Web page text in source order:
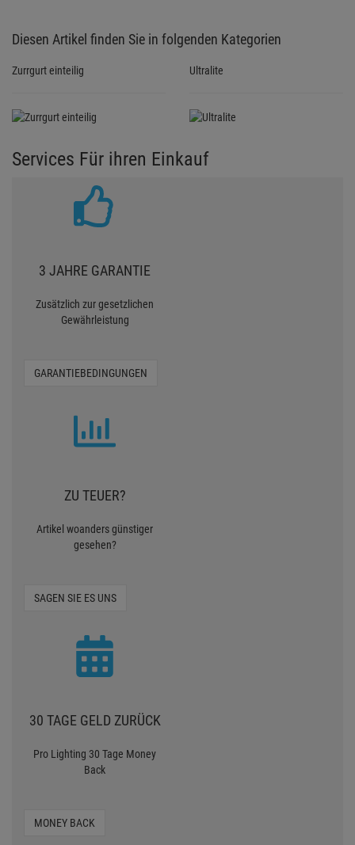
Diesen Artikel finden Sie in folgenden Kategorien
Zurrgurt einteilig Ultralite
Services Für ihren Einkauf
3 JAHRE GARANTIE
Zusätzlich zur gesetzlichen
Gewährleistung
GARANTIEBEDINGUNGEN
ZU TEUER?
Artikel woanders günstiger
gesehen?
SAGEN SIE ES UNS
30 TAGE GELD ZURÜCK
Pro Lighting 30 Tage Money
Back
MONEY BACK